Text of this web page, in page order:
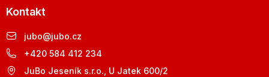
Kontakt
jubo@jubo.cz
+420 584 412 234
JuBo Jeseník s.r.o., U Jatek 600/2